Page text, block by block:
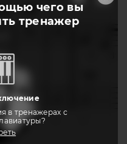
чего вы
тренажер
в тренажерах с